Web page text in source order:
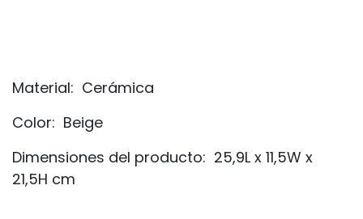
Material: Cerámica
Color: Beige
Dimensiones del producto: 25,9L x 11,5W x
21,5H cm